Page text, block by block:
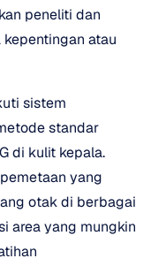
peneliti dan
atau
sistem
standar
di kulit kepala.
yang
otak di berbagai
area yang mungkin